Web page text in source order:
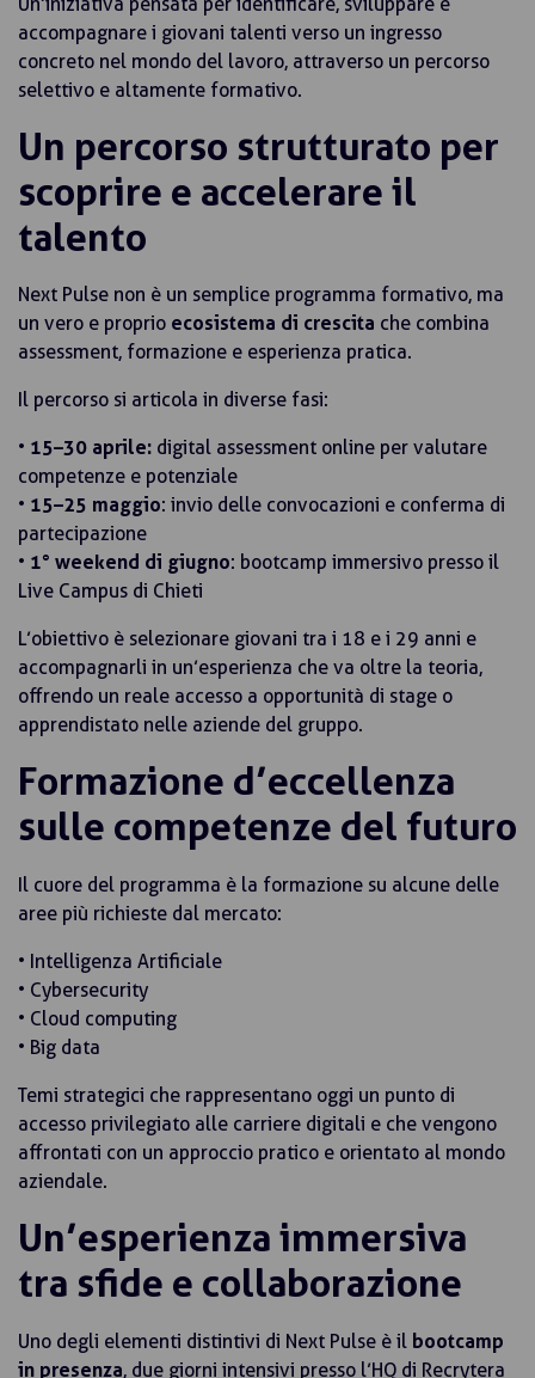
accompagnare i giovani talenti verso un ingresso
concreto nel mondo del lavoro, attraverso un percorso
selettivo e altamente formativo.
Un percorso strutturato per
scoprire e accelerare il
talento
Next Pulse non è un semplice programma formativo, ma
un vero e proprio ecosistema di crescita che combina
assessment, formazione e esperienza pratica.
Il percorso si articola in diverse fasi:
• 15–30 aprile: digital assessment online per valutare
competenze e potenziale
• 15–25 maggio: invio delle convocazioni e conferma di
partecipazione
• 1° weekend di giugno: bootcamp immersivo presso il
Live Campus di Chieti
L’obiettivo è selezionare giovani tra i 18 e i 29 anni e
accompagnarli in un’esperienza che va oltre la teoria,
offrendo un reale accesso a opportunità di stage o
apprendistato nelle aziende del gruppo.
Formazione d’eccellenza
sulle competenze del futuro
Il cuore del programma è la formazione su alcune delle
aree più richieste dal mercato:
• Intelligenza Artificiale
• Cybersecurity
• Cloud computing
• Big data
Temi strategici che rappresentano oggi un punto di
accesso privilegiato alle carriere digitali e che vengono
affrontati con un approccio pratico e orientato al mondo
aziendale.
Un’esperienza immersiva
tra sfide e collaborazione
Uno degli elementi distintivi di Next Pulse è il bootcamp
in presenza, due giorni intensivi presso l’HQ di Recrytera